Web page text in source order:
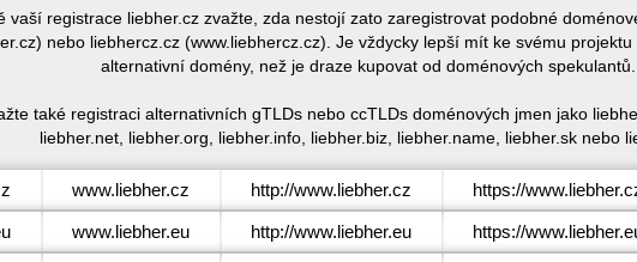
vaší registrace liebher.cz zvažte, zda nestojí zato zaregistrovat podobné
nebo liebhercz.cz (www.liebhercz.cz). Je vždycky lepší mít ke svému
alternativní domény, než je draze kupovat od doménových spekulantů.
také registraci alternativních gTLDs nebo ccTLDs doménových jmen jako
liebher.net, liebher.org, liebher.info, liebher.biz, liebher.name, liebher.sk nebo
www.liebher.cz http://www.liebher.cz https://
www.liebher.eu http://www.liebher.eu https://